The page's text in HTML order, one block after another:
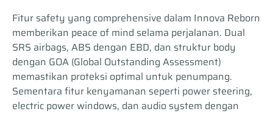
Fitur safety yang comprehensive dalam Innova Reborn
memberikan peace of mind selama perjalanan. Dual
SRS airbags, ABS dengan EBD, dan struktur body
dengan GOA (Global Outstanding Assessment)
memastikan proteksi optimal untuk penumpang.
Sementara fitur kenyamanan seperti power steering,
electric power windows, dan audio system dengan